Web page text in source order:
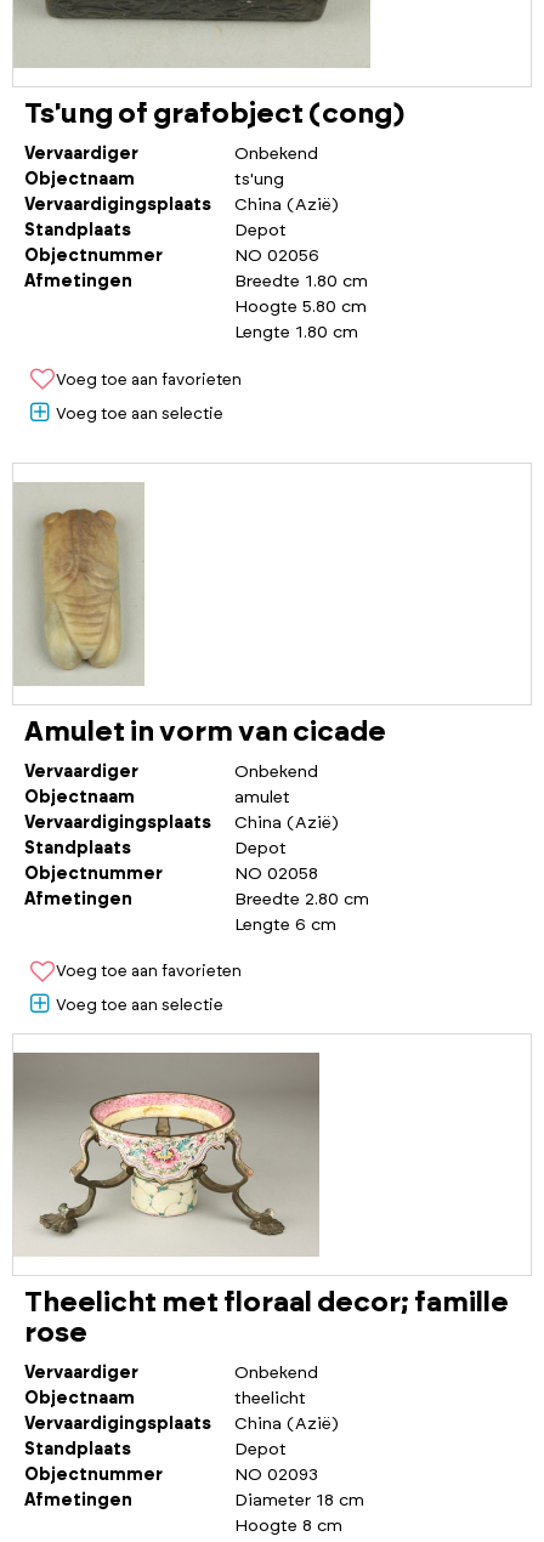
Ts'ung of grafobject (cong)
Vervaardiger
Onbekend
Objectnaam
ts'ung
Vervaardigingsplaats
China (Azië)
Standplaats
Depot
Objectnummer
NO 02056
Afmetingen
Breedte 1.80 cm
Hoogte 5.80 cm
Lengte 1.80 cm
Voeg toe aan favorieten
Voeg toe aan selectie
Amulet in vorm van cicade
Vervaardiger
Onbekend
Objectnaam
amulet
Vervaardigingsplaats
China (Azië)
Standplaats
Depot
Objectnummer
NO 02058
Afmetingen
Breedte 2.80 cm
Lengte 6 cm
Voeg toe aan favorieten
Voeg toe aan selectie
Theelicht met floraal decor; famille
rose
Vervaardiger
Onbekend
Objectnaam
theelicht
Vervaardigingsplaats
China (Azië)
Standplaats
Depot
Objectnummer
NO 02093
Afmetingen
Diameter 18 cm
Hoogte 8 cm